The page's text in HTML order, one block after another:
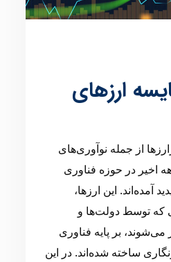
ارزهای
از جمله نوآوری‌های
اخیر در حوزه فناوری
آمده‌اند. این ارزها،
که توسط دولت‌ها و
بر پایه فناوری
ساخته شده‌اند. در این